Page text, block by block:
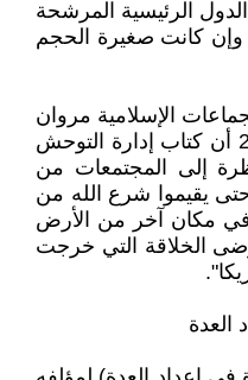
الرئيسية المرشحة
وإن كانت صغيرة الحجم
الإسلامية مروان
شحادة يرى في حديث لعربي 21 أن كتاب إدارة التوحش
إلى المجتمعات من
يقيموا شرع الله من
مكان آخر من الأرض
الخلاقة التي خرجت
العدة